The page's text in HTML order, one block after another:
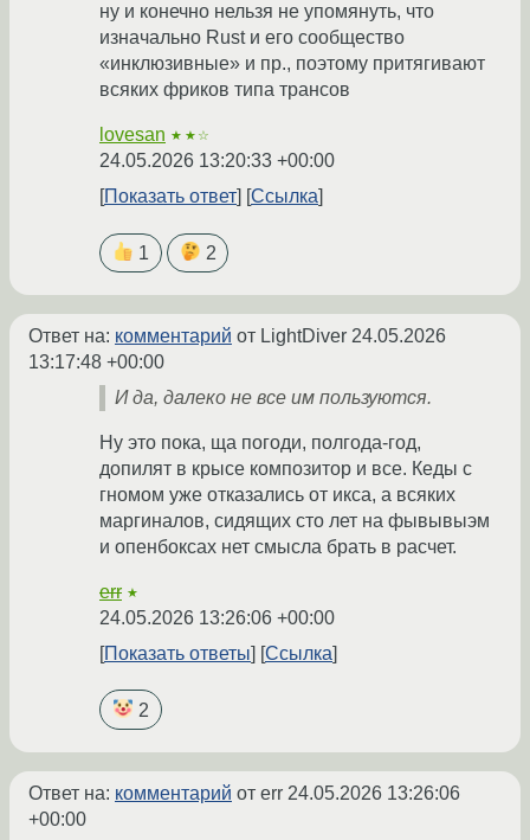
ну и конечно нельзя не упомянуть, что
изначально Rust и его сообщество
«инклюзивные» и пр., поэтому притягивают
всяких фриков типа трансов
lovesan ★★☆
24.05.2026 13:20:33 +00:00
Показать ответ
Ссылка
1 2
Ответ на: комментарий от LightDiver 24.05.2026
13:17:48 +00:00
И да, далеко не все им пользуются.
Ну это пока, ща погоди, полгода-год,
допилят в крысе композитор и все. Кеды с
гномом уже отказались от икса, а всяких
маргиналов, сидящих сто лет на фывывыэм
и опенбоксах нет смысла брать в расчет.
err ★
24.05.2026 13:26:06 +00:00
Показать ответы
Ссылка
2
Ответ на: комментарий от err 24.05.2026 13:26:06
+00:00